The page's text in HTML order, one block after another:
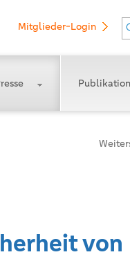
Mitglieder-Login
von